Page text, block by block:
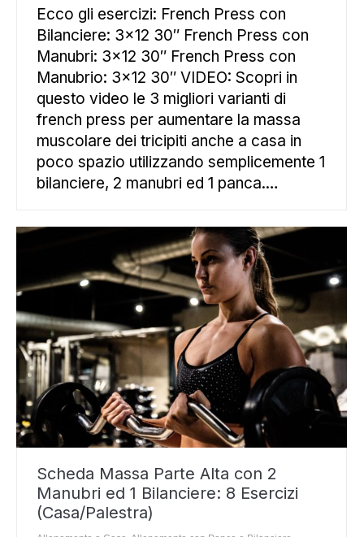
Ecco gli esercizi: French Press con
Bilanciere: 3×12 30″ French Press con
Manubri: 3×12 30″ French Press con
Manubrio: 3×12 30″ VIDEO: Scopri in
questo video le 3 migliori varianti di
french press per aumentare la massa
muscolare dei tricipiti anche a casa in
poco spazio utilizzando semplicemente 1
bilanciere, 2 manubri ed 1 panca.…
Scheda Massa Parte Alta con 2
Manubri ed 1 Bilanciere: 8 Esercizi
(Casa/Palestra)